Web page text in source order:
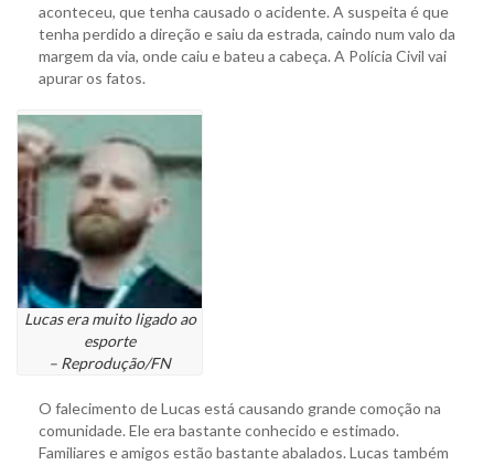
aconteceu, que tenha causado o acidente. A suspeita é que
tenha perdido a direção e saiu da estrada, caindo num valo da
margem da via, onde caiu e bateu a cabeça. A Polícia Civil vai
apurar os fatos.
Lucas era muito ligado ao
esporte
– Reprodução/FN
O falecimento de Lucas está causando grande comoção na
comunidade. Ele era bastante conhecido e estimado.
Familiares e amigos estão bastante abalados. Lucas também